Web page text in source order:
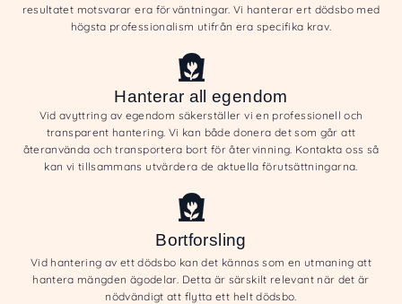
resultatet motsvarar era förväntningar. Vi hanterar ert dödsbo med
högsta professionalism utifrån era specifika krav.
Hanterar all egendom
Vid avyttring av egendom säkerställer vi en professionell och
transparent hantering. Vi kan både donera det som går att
återanvända och transportera bort för återvinning. Kontakta oss så
kan vi tillsammans utvärdera de aktuella förutsättningarna.
Bortforsling
Vid hantering av ett dödsbo kan det kännas som en utmaning att
hantera mängden ägodelar. Detta är särskilt relevant när det är
nödvändigt att flytta ett helt dödsbo.